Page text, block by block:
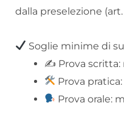
dalla preselezione (art.
Soglie minime di
✍️ Prova scritta:
Prova
Prova orale: